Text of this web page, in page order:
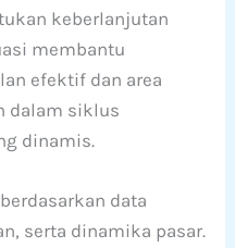
keberlanjutan
membantu
efektif dan area
dalam siklus
dinamis.
data
serta dinamika pasar.